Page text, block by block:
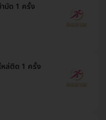
ำบัด 1 ครั้ง
หล่ติด 1 ครั้ง